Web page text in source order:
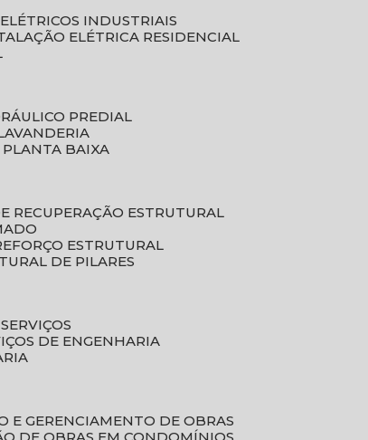
ELÉTRICOS INDUSTRIAIS
ELÉTRICA RESIDENCIAL
PREDIAL
PLANTA BAIXA
RECUPERAÇÃO ESTRUTURAL
ESTRUTURAL
DE PILARES
DE ENGENHARIA
E GERENCIAMENTO DE OBRAS